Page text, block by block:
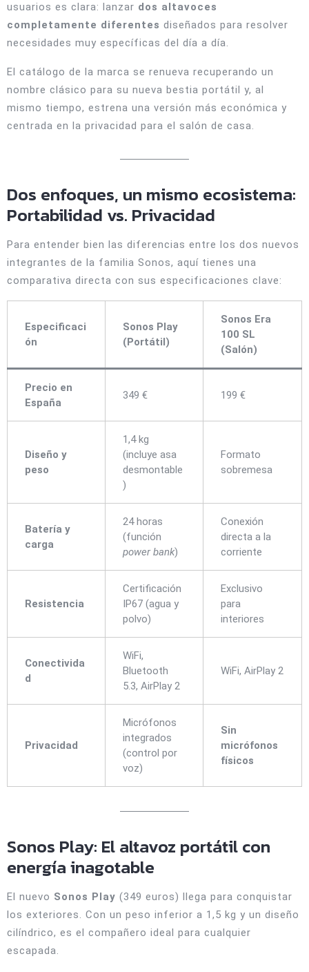
usuarios es clara: lanzar dos altavoces
completamente diferentes diseñados para resolver
necesidades muy específicas del día a día.
El catálogo de la marca se renueva recuperando un
nombre clásico para su nueva bestia portátil y, al
mismo tiempo, estrena una versión más económica y
centrada en la privacidad para el salón de casa.
Dos enfoques, un mismo ecosistema:
Portabilidad vs. Privacidad
Para entender bien las diferencias entre los dos nuevos
integrantes de la familia Sonos, aquí tienes una
comparativa directa con sus especificaciones clave:
Especificaci
ón
Sonos Play
(Portátil)
Sonos Era
100 SL
(Salón)
Precio en
España
349 € 199 €
Diseño y
peso
1,4 kg
(incluye asa
desmontable
)
Formato
sobremesa
Batería y
carga
24 horas
(función
power bank)
Conexión
directa a la
corriente
Resistencia
Certificación
IP67 (agua y
polvo)
Exclusivo
para
interiores
Conectivida
d
WiFi,
Bluetooth
5.3, AirPlay 2
WiFi, AirPlay 2
Privacidad
Micrófonos
integrados
(control por
voz)
Sin
micrófonos
físicos
Sonos Play: El altavoz portátil con
energía inagotable
El nuevo Sonos Play (349 euros) llega para conquistar
los exteriores. Con un peso inferior a 1,5 kg y un diseño
cilíndrico, es el compañero ideal para cualquier
escapada.